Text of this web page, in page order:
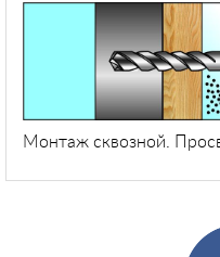
Монтаж сквозной.